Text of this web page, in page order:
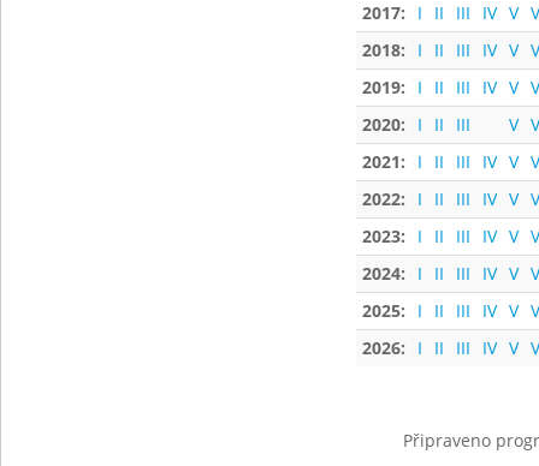
2017:
I II III IV V
2018:
I II III IV V
2019:
I II III IV V
2020:
I II III V
2021:
I II III IV V
2022:
I II III IV V
2023:
I II III IV V
2024:
I II III IV V
2025:
I II III IV V
2026:
I II III IV V
Připraveno